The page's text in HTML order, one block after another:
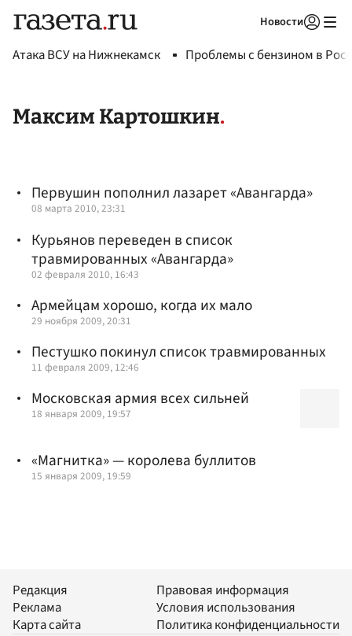
Новости
Атака ВСУ на Нижнекамск Проблемы с бензином в
Максим Картошкин
Первушин пополнил лазарет «Авангарда»
08 марта 2010, 23:31
Курьянов переведен в список
травмированных «Авангарда»
02 февраля 2010, 16:43
Армейцам хорошо, когда их мало
29 ноября 2009, 20:31
Пестушко покинул список травмированных
11 февраля 2009, 12:46
Московская армия всех сильней
18 января 2009, 19:57
«Магнитка» — королева буллитов
15 января 2009, 19:59
Редакция
Реклама
Карта сайта
Правовая информация
Условия использования
Политика конфиденциальности